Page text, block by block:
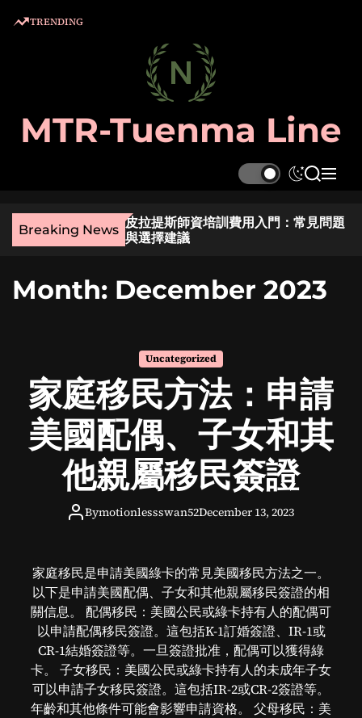
TRENDING
MTR-Tuenma Line
S
i
c
o
d
e
S
a
r
M
n
u
Breaking News
選？實用指南與貼
皮拉提斯師資培訓費用入門：常見問題
與選擇建議
Month: December 2023
Uncategorized
家庭移民方法：申請
美國配偶、子女和其
他親屬移民簽證
Bymotionlessswan52December 13, 2023
家庭移民是申請美國綠卡的常見美國移民方法之一。
以下是申請美國配偶、子女和其他親屬移民簽證的相
關信息。 配偶移民：美國公民或綠卡持有人的配偶可
以申請配偶移民簽證。這包括K-1訂婚簽證、IR-1或
CR-1結婚簽證等。一旦簽證批准，配偶可以獲得綠
卡。 子女移民：美國公民或綠卡持有人的未成年子女
可以申請子女移民簽證。這包括IR-2或CR-2簽證等。
年齡和其他條件可能會影響申請資格。 父母移民：美